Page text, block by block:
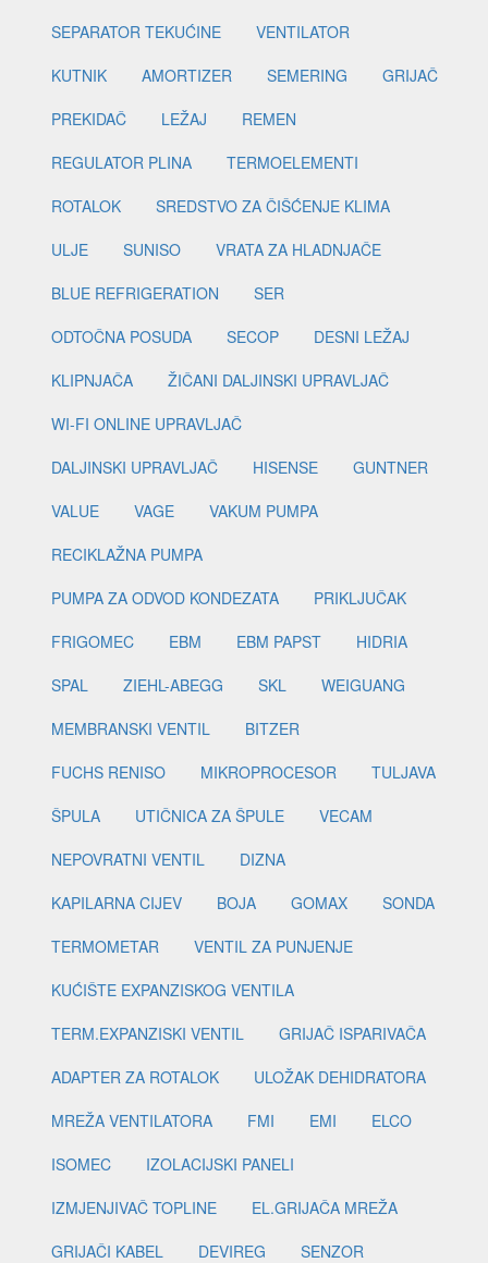
SEPARATOR TEKUĆINE
VENTILATOR
KUTNIK
AMORTIZER SEMERING
GRIJAČ
PREKIDAČ
LEŽAJ
REMEN
REGULATOR PLINA
TERMOELEMENTI
ROTALOK
SREDSTVO ZA ČIŠĆENJE KLIMA
ULJE
SUNISO
VRATA ZA HLADNJAČE
BLUE REFRIGERATION
SER
ODTOČNA POSUDA
SECOP
DESNI LEŽAJ
KLIPNJAČA
ŽIČANI DALJINSKI UPRAVLJAČ
WI-FI ONLINE UPRAVLJAČ
DALJINSKI UPRAVLJAČ
HISENSE
GUNTNER
VALUE
VAGE
VAKUM PUMPA
RECIKLAŽNA PUMPA
PUMPA ZA ODVOD KONDEZATA
PRIKLJUČAK
FRIGOMEC
EBM EBM PAPST
HIDRIA
SPAL
ZIEHL-ABEGG SKL
WEIGUANG
MEMBRANSKI VENTIL
BITZER
FUCHS RENISO
MIKROPROCESOR
TULJAVA
ŠPULA
UTIČNICA ZA ŠPULE
VECAM
NEPOVRATNI VENTIL
DIZNA
KAPILARNA CIJEV
BOJA GOMAX
SONDA
TERMOMETAR
VENTIL ZA PUNJENJE
KUĆIŠTE EXPANZISKOG VENTILA
TERM.EXPANZISKI VENTIL
GRIJAČ ISPARIVAČA
ADAPTER ZA ROTALOK
ULOŽAK DEHIDRATORA
MREŽA VENTILATORA
FMI EMI
ELCO
ISOMEC
IZOLACIJSKI PANELI
IZMJENJIVAČ TOPLINE
EL.GRIJAČA MREŽA
GRIJAČI KABEL
DEVIREG
SENZOR